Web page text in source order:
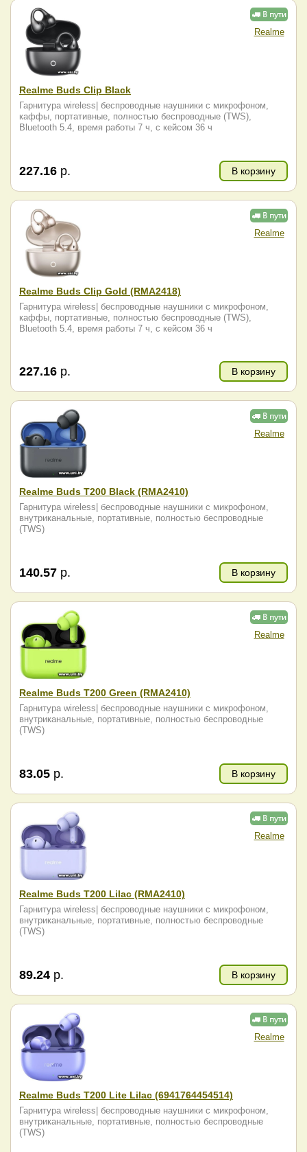
Realme
Realme Buds Clip Black
Гарнитура wireless| беспроводные наушники с микрофоном,
каффы, портативные, полностью беспроводные (TWS),
Bluetooth 5.4, время работы 7 ч, с кейсом 36 ч
227.16 р. В корзину
Realme
Realme Buds Clip Gold (RMA2418)
Гарнитура wireless| беспроводные наушники с микрофоном,
каффы, портативные, полностью беспроводные (TWS),
Bluetooth 5.4, время работы 7 ч, с кейсом 36 ч
227.16 р. В корзину
Realme
Realme Buds T200 Black (RMA2410)
Гарнитура wireless| беспроводные наушники с микрофоном,
внутриканальные, портативные, полностью беспроводные
(TWS)
140.57 р. В корзину
Realme
Realme Buds T200 Green (RMA2410)
Гарнитура wireless| беспроводные наушники с микрофоном,
внутриканальные, портативные, полностью беспроводные
(TWS)
83.05 р. В корзину
Realme
Realme Buds T200 Lilac (RMA2410)
Гарнитура wireless| беспроводные наушники с микрофоном,
внутриканальные, портативные, полностью беспроводные
(TWS)
89.24 р. В корзину
Realme
Realme Buds T200 Lite Lilac (6941764454514)
Гарнитура wireless| беспроводные наушники с микрофоном,
внутриканальные, портативные, полностью беспроводные
(TWS)